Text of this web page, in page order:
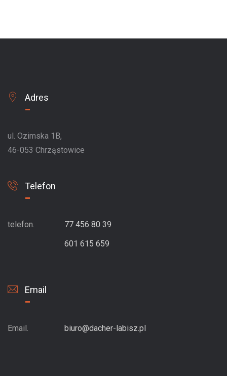
Adres
ul. Ozimska 1B,
46-053 Chrząstowice
Telefon
telefon.
77 456 80 39
601 615 659
Email
Email. biuro@dacher-labisz.pl